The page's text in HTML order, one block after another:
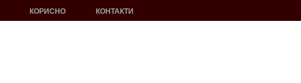
КОРИСНО КОНТАКТИ